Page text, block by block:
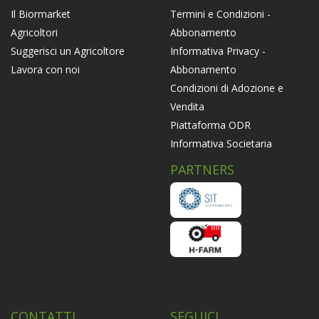
Il Biormarket
Agricoltori
Suggerisci un Agricoltore
Lavora con noi
Termini e Condizioni -
Abbonamento
Informativa Privacy -
Abbonamento
Condizioni di Adozione e
Vendita
Piattaforma ODR
Informativa Societaria
PARTNERS